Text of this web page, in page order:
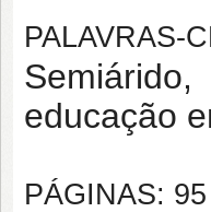
PALAVRAS-
educação
PÁGINAS: 95